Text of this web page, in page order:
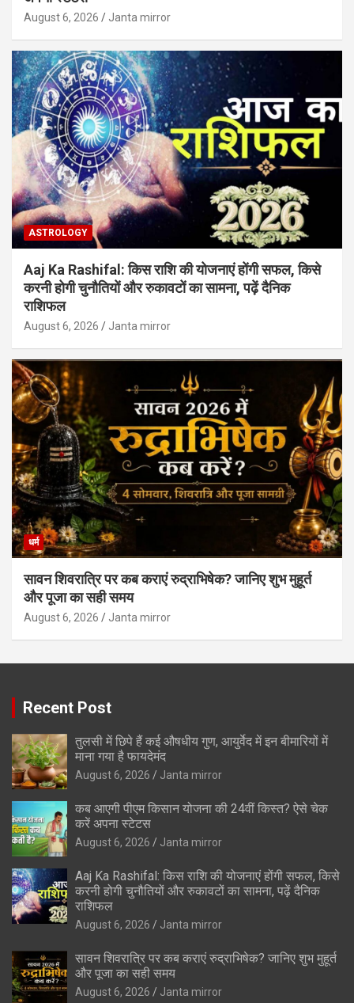
August 6, 2026 Janta mirror
ASTROLOGY
Aaj Ka Rashifal: किस राशि की योजनाएं होंगी सफल, किसे
करनी होगी चुनौतियों और रुकावटों का सामना, पढ़ें दैनिक
राशिफल
August 6, 2026 Janta mirror
धर्म
सावन शिवरात्रि पर कब कराएं रुद्राभिषेक? जानिए शुभ मुहूर्त
और पूजा का सही समय
August 6, 2026 Janta mirror
Recent Post
तुलसी में छिपे हैं कई औषधीय गुण, आयुर्वेद में इन बीमारियों में
माना गया है फायदेमंद
August 6, 2026 Janta mirror
कब आएगी पीएम किसान योजना की 24वीं किस्त? ऐसे चेक
करें अपना स्टेटस
August 6, 2026 Janta mirror
Aaj Ka Rashifal: किस राशि की योजनाएं होंगी सफल, किसे
करनी होगी चुनौतियों और रुकावटों का सामना, पढ़ें दैनिक
राशिफल
August 6, 2026 Janta mirror
सावन शिवरात्रि पर कब कराएं रुद्राभिषेक? जानिए शुभ मुहूर्त
और पूजा का सही समय
August 6, 2026 Janta mirror